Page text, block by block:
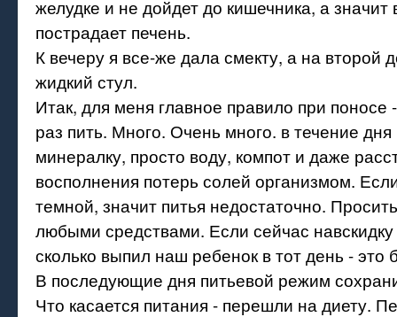
желудке и не дойдет до кишечника, а
пострадает печень.
К вечеру я все-же дала смекту, а на второй
жидкий стул.
Итак, для меня главное правило при поносе
раз пить. Много. Очень много. в течение
минералку, просто воду, компот и даже
восполнения потерь солей организмом.
темной, значит питья недостаточно.
любыми средствами. Если сейчас навскидку
сколько выпил наш ребенок в тот день - это
В последующие дня питьевой режим
Что касается питания - перешли на диету.